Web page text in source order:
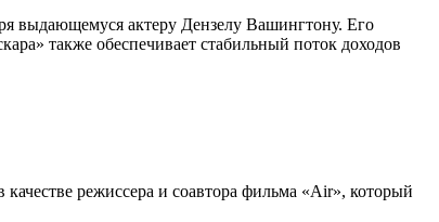
выдающемуся актеру Дензелу Вашингтону. Его
также обеспечивает стабильный поток доходов
режиссера и соавтора фильма «Air», который